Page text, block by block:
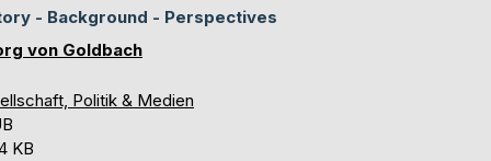
- Background - Perspectives
von Goldbach
Politik & Medien
KB